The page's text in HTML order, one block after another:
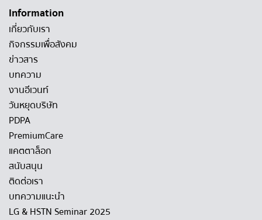
Information
เกี่ยวกับเรา
กิจกรรมเพื่อสังคม
ข่าวสาร
บทความ
งานอีเวนท์
วันหยุดบริษัท
PDPA
PremiumCare
แคตตาล็อก
สนับสนุน
ติดต่อเรา
บทความแนะนำ
LG & HSTN Seminar 2025